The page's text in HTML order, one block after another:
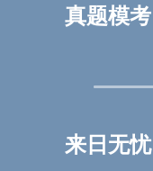
真题模考
来日无忧